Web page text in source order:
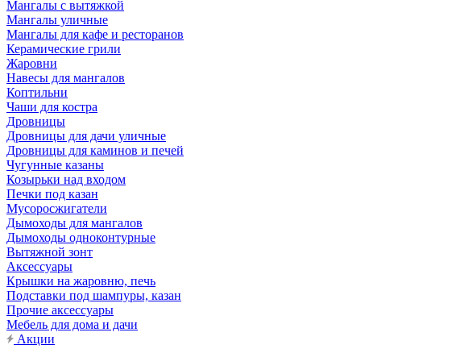
Мангалы с вытяжкой
Мангалы уличные
Мангалы для кафе и ресторанов
Керамические грили
Жаровни
Навесы для мангалов
Коптильни
Чаши для костра
Дровницы
Дровницы для дачи уличные
Дровницы для каминов и печей
Чугунные казаны
Козырьки над входом
Печки под казан
Мусоросжигатели
Дымоходы для мангалов
Дымоходы одноконтурные
Вытяжной зонт
Аксессуары
Крышки на жаровню, печь
Подставки под шампуры, казан
Прочие аксессуары
Мебель для дома и дачи
Акции